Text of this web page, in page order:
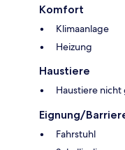
Komfort
Klimaanlage
Heizung
Haustiere
Haustiere
Eignung/
Fahrstuhl